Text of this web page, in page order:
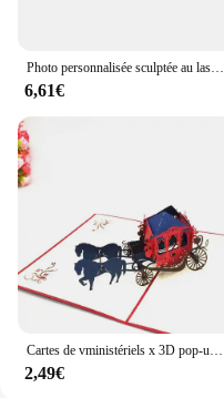
Photo personnalisée sculptée au laser, plaque de carte du jour de Léon, plaque en acrylique, cadeau de travailleurs, cadeau d'anniversaire, lumière LED de carte en acrylique
6,61€
Cartes de vministériels x 3D pop-up découpées au laser, en papier, créatives, faites à la main, pour kirigami, pour mariage, love eshire age, cartes postales, cadeaux de vministériels x
2,49€